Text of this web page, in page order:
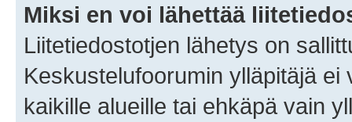
Miksi en voi lähettää
Liitetiedostotjen lähetys on
Keskustelufoorumin ylläpitäjä
kaikille alueille tai ehkäpä vain